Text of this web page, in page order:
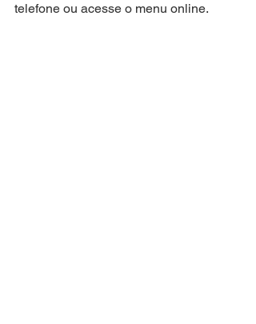
telefone ou acesse o menu online.